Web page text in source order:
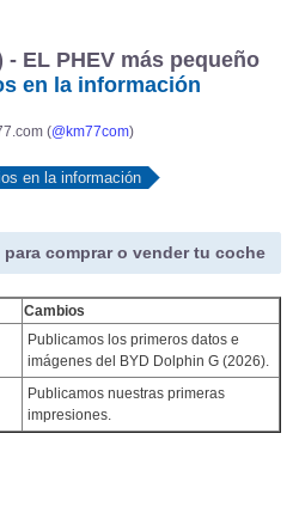
- EL PHEV más pequeño
en la información
(@km77com)
en la información
comprar o vender tu coche
Cambios
Publicamos los primeros datos e
imágenes del BYD Dolphin G (2026).
Publicamos nuestras primeras
impresiones.